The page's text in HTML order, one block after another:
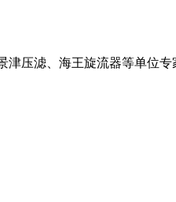
津压滤、海王旋流器等单位专